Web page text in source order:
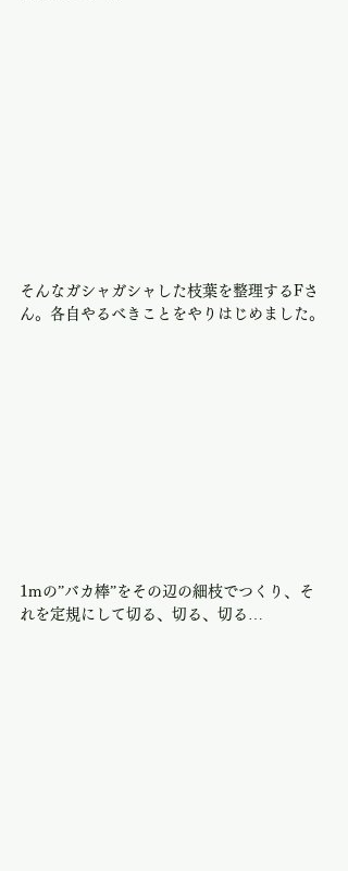
そんなガシャガシャした枝葉を整理するFさ
ん。各自やるべきことをやりはじめました。
1mの”バカ棒”をその辺の細枝でつくり、そ
れを定規にして切る、切る、切る…